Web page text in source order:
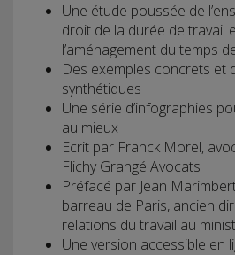
Une étude poussée de
droit de la durée de travail
l’aménagement du temps
Des exemples concrets et
synthétiques
Une série d’infographies
au mieux
Ecrit par Franck Morel,
Flichy Grangé Avocats
Préfacé par Jean
barreau de Paris, ancien
relations du travail au
Une version accessible en